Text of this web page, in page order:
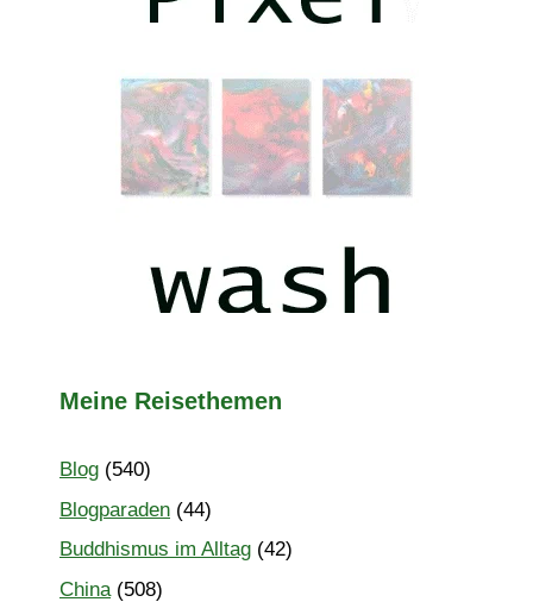
Meine Reisethemen
Blog (540)
Blogparaden (44)
Buddhismus im Alltag (42)
China (508)